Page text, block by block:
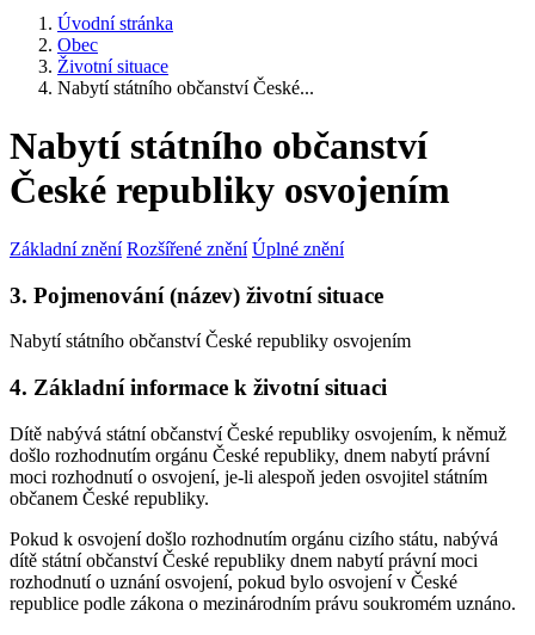
Úvodní stránka
Obec
Životní situace
Nabytí státního občanství České...
Nabytí státního občanství
České republiky osvojením
Základní znění Rozšířené znění Úplné znění
3. Pojmenování (název) životní situace
Nabytí státního občanství České republiky osvojením
4. Základní informace k životní situaci
Dítě nabývá státní občanství České republiky osvojením, k němuž
došlo rozhodnutím orgánu České republiky, dnem nabytí právní
moci rozhodnutí o osvojení, je-li alespoň jeden osvojitel státním
občanem České republiky.
Pokud k osvojení došlo rozhodnutím orgánu cizího státu, nabývá
dítě státní občanství České republiky dnem nabytí právní moci
rozhodnutí o uznání osvojení, pokud bylo osvojení v České
republice podle zákona o mezinárodním právu soukromém uznáno.